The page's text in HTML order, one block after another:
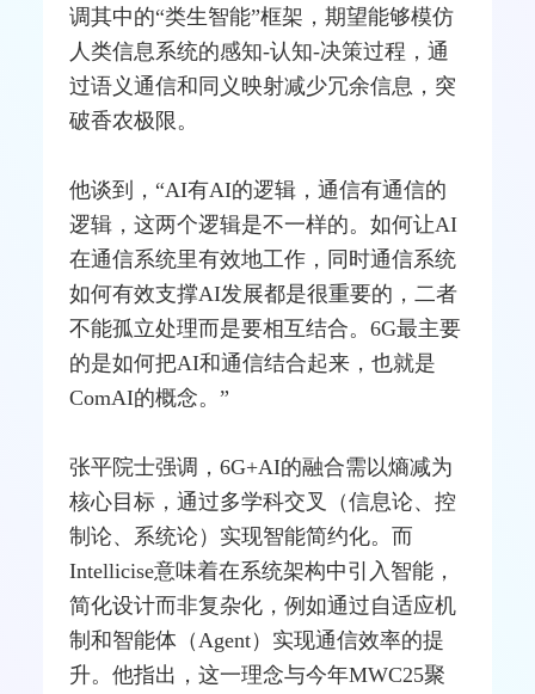
调其中的“类生智能”框架，期望能够模仿
人类信息系统的感知-认知-决策过程，通
过语义通信和同义映射减少冗余信息，突
破香农极限。
他谈到，“AI有AI的逻辑，通信有通信的
逻辑，这两个逻辑是不一样的。如何让AI
在通信系统里有效地工作，同时通信系统
如何有效支撑AI发展都是很重要的，二者
不能孤立处理而是要相互结合。6G最主要
的是如何把AI和通信结合起来，也就是
ComAI的概念。”
张平院士强调，6G+AI的融合需以熵减为
核心目标，通过多学科交叉（信息论、控
制论、系统论）实现智能简约化。而
Intellicise意味着在系统架构中引入智能，
简化设计而非复杂化，例如通过自适应机
制和智能体（Agent）实现通信效率的提
升。他指出，这一理念与今年MWC25聚